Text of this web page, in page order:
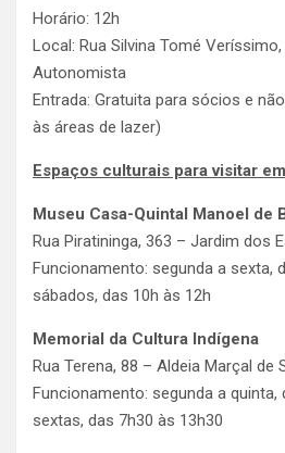
Horário: 12h
Local: Rua Silvina Tomé
Autonomista
Entrada: Gratuita para sócios e
às áreas de lazer)
Espaços culturais para visitar
Museu Casa-Quintal Manoel de
Rua Piratininga, 363 – Jardim dos
Funcionamento: segunda a sexta,
sábados, das 10h às 12h
Memorial da Cultura Indígena
Rua Terena, 88 – Aldeia Marçal de
Funcionamento: segunda a quinta,
sextas, das 7h30 às 13h30